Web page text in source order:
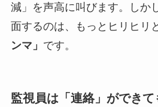
減」を声高に叫びます。しか
面するのは、もっとヒリヒリ
ンマ」 です。
監視員は「連絡」ができて